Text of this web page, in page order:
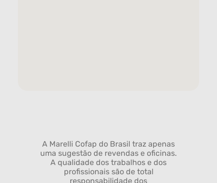
A Marelli Cofap do Brasil traz apenas
uma sugestão de revendas e oficinas.
A qualidade dos trabalhos e dos
profissionais são de total
responsabilidade dos